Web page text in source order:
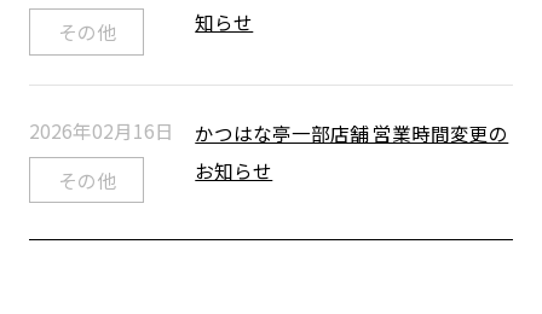
その他
知らせ
2026年02月16日
その他
かつはな亭一部店舗 営業時間変更の
お知らせ